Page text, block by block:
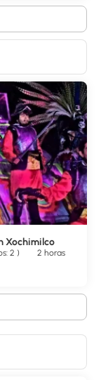
Xochimilco
2 )
2 horas